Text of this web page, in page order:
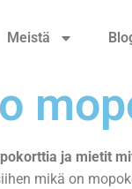
Meistä
ja mietit
mikä on